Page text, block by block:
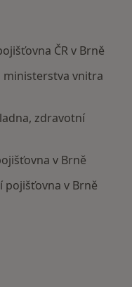
ČR v Brně
vnitra
zdravotní
v Brně
pojišťovna v Brně